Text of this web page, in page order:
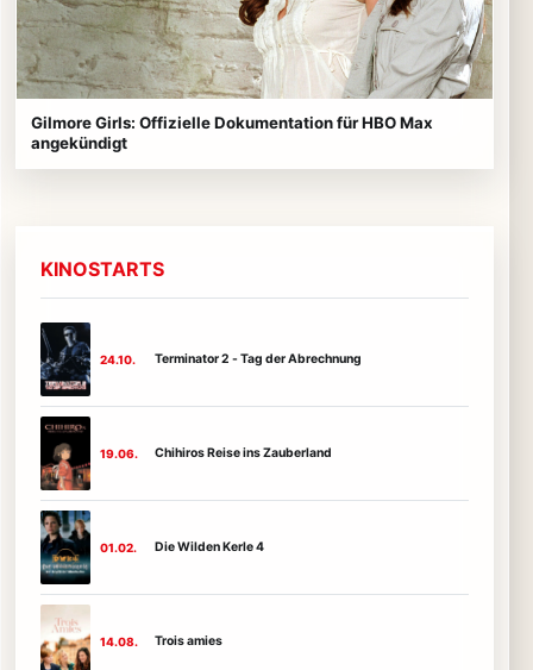
Gilmore Girls: Offizielle Dokumentation für HBO Max
angekündigt
KINOSTARTS
24.10. Terminator 2 - Tag der Abrechnung
19.06. Chihiros Reise ins Zauberland
01.02. Die Wilden Kerle 4
14.08. Trois amies